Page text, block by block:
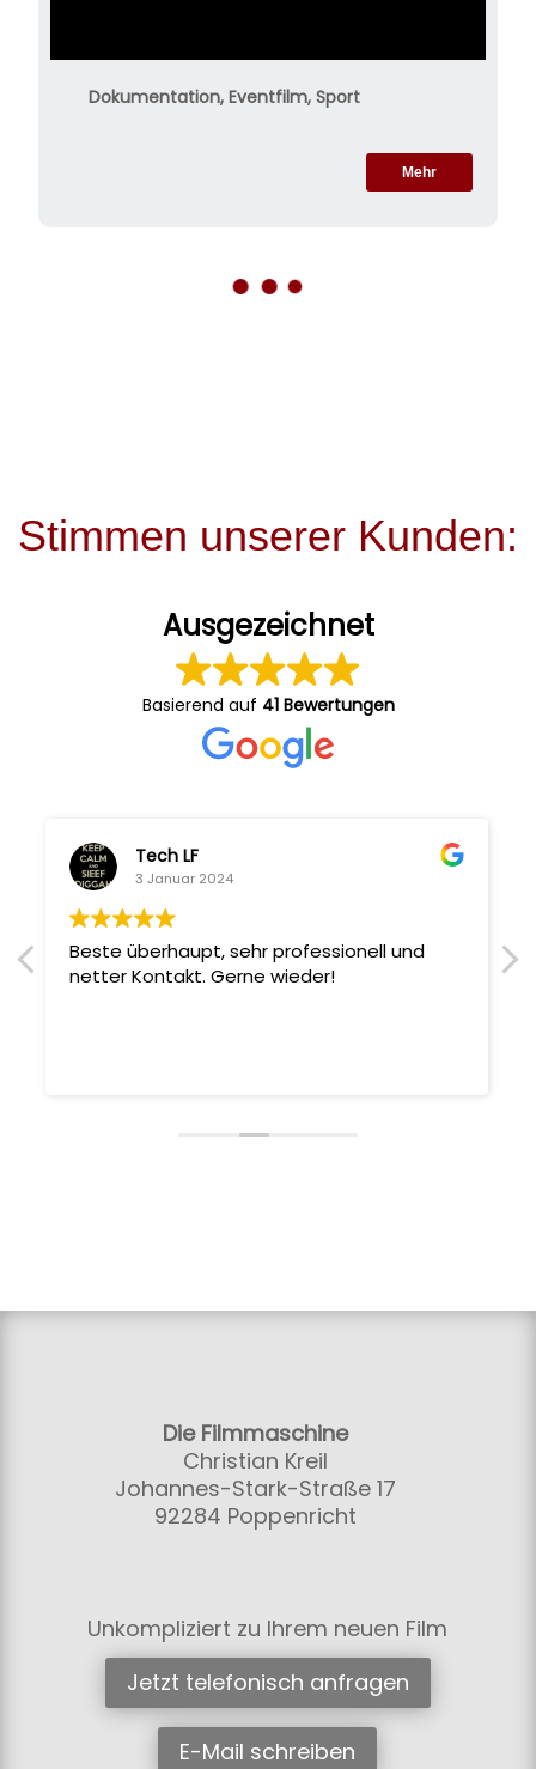
Dokumentation, Eventfilm, Sport
Mehr
Stimmen unserer Kunden:
Ausgezeichnet
Basierend auf 41 Bewertungen
Tech LF
3 Januar 2024
Beste überhaupt, sehr professionell und
netter Kontakt. Gerne wieder!
Die Filmmaschine
Christian Kreil
Johannes-Stark-Straße 17
92284 Poppenricht
Unkompliziert zu Ihrem neuen Film
Jetzt telefonisch anfragen
E-Mail schreiben